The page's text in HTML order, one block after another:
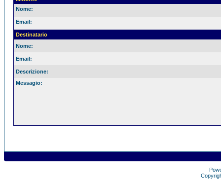
Nome:
Email:
Destinatario
Nome:
Email:
Descrizione:
Messagio: